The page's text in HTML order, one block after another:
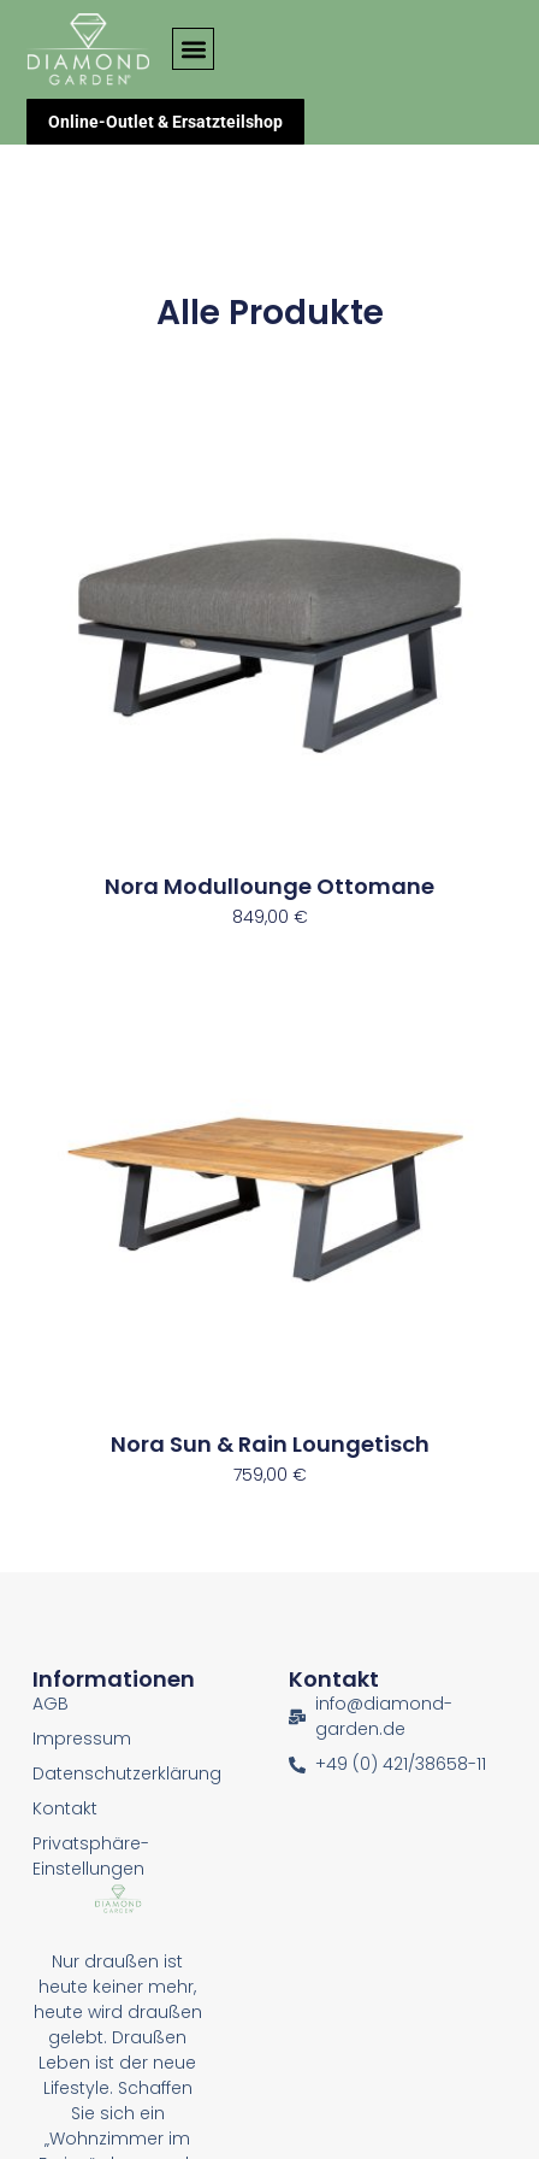
Online-Outlet & Ersatzteilshop
Alle Produkte
Nora Modullounge Ottomane
849,00 €
Nora Sun & Rain Loungetisch
759,00 €
Nur draußen ist
heute keiner mehr,
heute wird draußen
gelebt. Draußen
Leben ist der neue
Lifestyle. Schaffen
Sie sich ein
„Wohnzimmer im
Informationen
AGB
Impressum
Datenschutzerklärung
Kontakt
Privatsphäre-
Einstellungen
Kontakt
info@diamond-
garden.de
+49 (0) 421/38658-11